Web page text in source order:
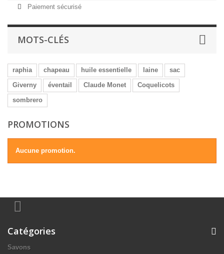
Paiement sécurisé
MOTS-CLÉS
raphia chapeau huile essentielle laine
sac
Giverny
éventail Claude Monet
Coquelicots
sombrero
PROMOTIONS
Aucune promotion.
Catégories
Savons